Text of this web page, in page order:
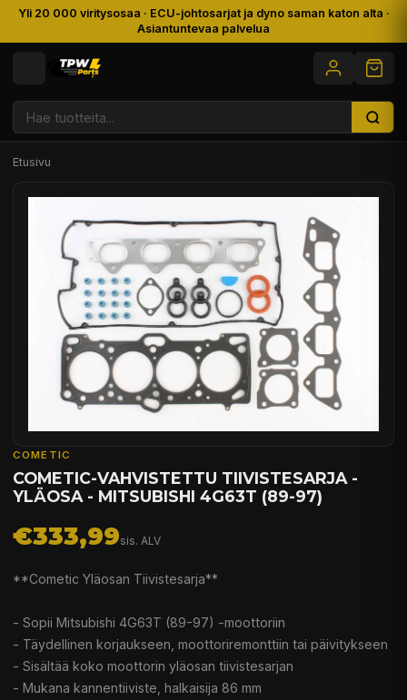
Yli 20 000 viritysosaa · ECU-johtosarjat ja dyno saman katon alta ·
Asiantuntevaa palvelua
Etusivu
COMETIC
COMETIC-VAHVISTETTU TIIVISTESARJA -
YLÄOSA - MITSUBISHI 4G63T (89-97)
€333,99sis. ALV
**Cometic Yläosan Tiivistesarja**
- Sopii Mitsubishi 4G63T (89-97) -moottoriin
- Täydellinen korjaukseen, moottoriremonttiin tai päivitykseen
- Sisältää koko moottorin yläosan tiivistesarjan
- Mukana kannentiiviste, halkaisija 86 mm